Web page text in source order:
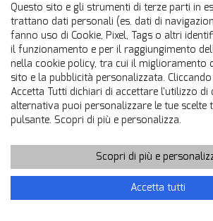
Acconsento al trattamento dei miei
marketing
ULTIMI ARRIVI
Questo sito e gli strumenti di terze parti in
trattano dati personali (es. dati di
fanno uso di Cookie, Pixel, Tags o altri
il funzionamento e per il raggiungimento
nella cookie policy, tra cui il miglioramento
sito e la pubblicità personalizzata.
Accetta Tutti dichiari di accettare l'utilizzo di
alternativa puoi personalizzare le tue scelte
pulsante. Scopri di più e personalizza.
Scopri di più e
Accetta tutti